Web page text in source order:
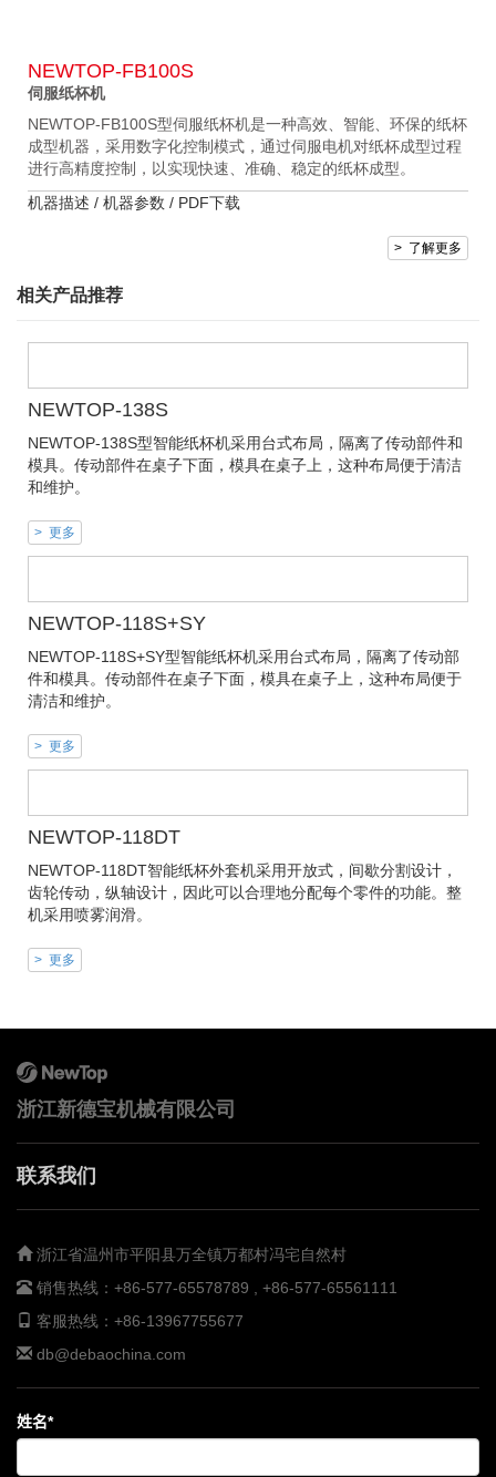
NEWTOP-FB100S
伺服纸杯机
NEWTOP-FB100S型伺服纸杯机是一种高效、智能、环保的纸杯
成型机器，采用数字化控制模式，通过伺服电机对纸杯成型过程
进行高精度控制，以实现快速、准确、稳定的纸杯成型。
机器描述 / 机器参数 / PDF下载
> 了解更多
相关产品推荐
NEWTOP-138S
NEWTOP-138S型智能纸杯机采用台式布局，隔离了传动部件和
模具。传动部件在桌子下面，模具在桌子上，这种布局便于清洁
和维护。
> 更多
NEWTOP-118S+SY
NEWTOP-118S+SY型智能纸杯机采用台式布局，隔离了传动部
件和模具。传动部件在桌子下面，模具在桌子上，这种布局便于
清洁和维护。
> 更多
NEWTOP-118DT
NEWTOP-118DT智能纸杯外套机采用开放式，间歇分割设计，
齿轮传动，纵轴设计，因此可以合理地分配每个零件的功能。整
机采用喷雾润滑。
> 更多
浙江新德宝机械有限公司
联系我们
浙江省温州市平阳县万全镇万都村冯宅自然村
销售热线： +86-577-65578789 , +86-577-65561111
客服热线： +86-13967755677
db@debaochina.com
姓名*